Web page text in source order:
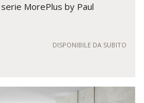
MorePlus by Paul
DISPONIBILE DA SUBITO